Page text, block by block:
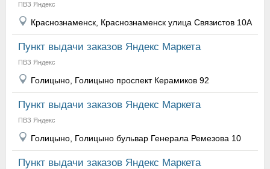
ПВЗ Яндекс
Краснознаменск, Краснознаменск улица Связистов 10А
Пункт выдачи заказов Яндекс Маркета
ПВЗ Яндекс
Голицыно, Голицыно проспект Керамиков 92
Пункт выдачи заказов Яндекс Маркета
ПВЗ Яндекс
Голицыно, Голицыно бульвар Генерала Ремезова 10
Пункт выдачи заказов Яндекс Маркета